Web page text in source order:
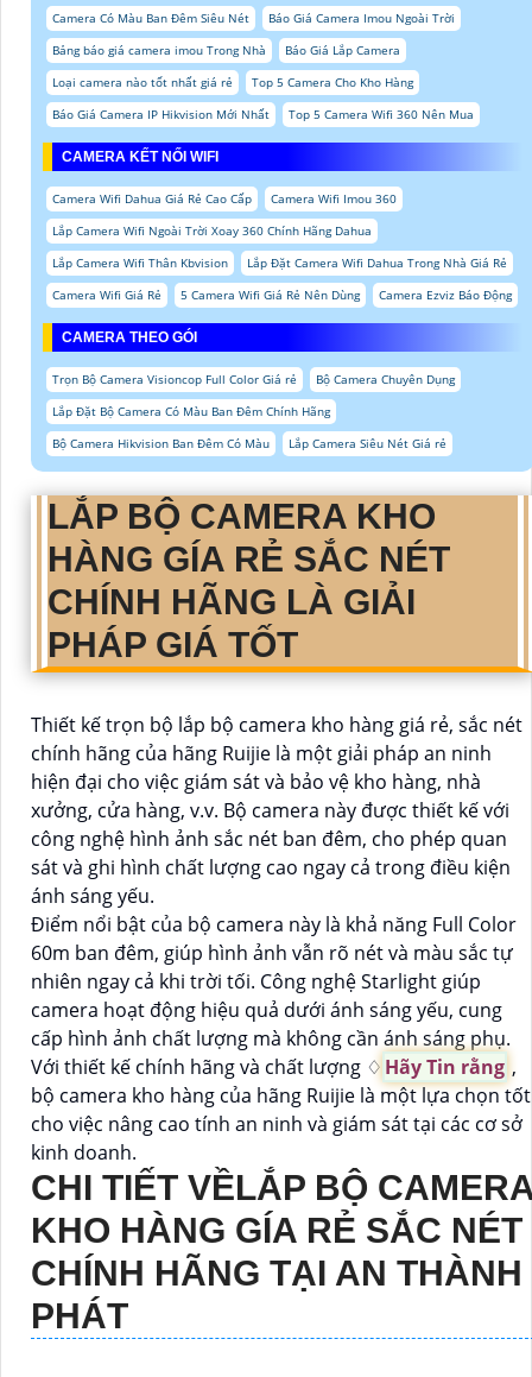
Camera Có Màu Ban Đêm Siêu Nét
Báo Giá Camera Imou Ngoài Trời
Bảng báo giá camera imou Trong Nhà
Báo Giá Lắp Camera
Loại camera nào tốt nhất giá rẻ
Top 5 Camera Cho Kho Hàng
Báo Giá Camera IP Hikvision Mới Nhất
Top 5 Camera Wifi 360 Nên Mua
CAMERA KẾT NỐI WIFI
Camera Wifi Dahua Giá Rẻ Cao Cấp
Camera Wifi Imou 360
Lắp Camera Wifi Ngoài Trời Xoay 360 Chính Hãng Dahua
Lắp Camera Wifi Thân Kbvision
Lắp Đặt Camera Wifi Dahua Trong Nhà Giá Rẻ
Camera Wifi Giá Rẻ
5 Camera Wifi Giá Rẻ Nên Dùng Camera Ezviz Báo Động
CAMERA THEO GÓI
Trọn Bộ Camera Visioncop Full Color Giá rẻ
Bộ Camera Chuyên Dụng
Lắp Đặt Bộ Camera Có Màu Ban Đêm Chính Hãng
Bộ Camera Hikvision Ban Đêm Có Màu
Lắp Camera Siêu Nét Giá rẻ
LẮP BỘ CAMERA KHO
HÀNG GÍA RẺ SẮC NÉT
CHÍNH HÃNG LÀ GIẢI
PHÁP GIÁ TỐT
Thiết kế trọn bộ lắp bộ camera kho hàng giá rẻ, sắc nét
chính hãng của hãng Ruijie là một giải pháp an ninh
hiện đại cho việc giám sát và bảo vệ kho hàng, nhà
xưởng, cửa hàng, v.v. Bộ camera này được thiết kế với
công nghệ hình ảnh sắc nét ban đêm, cho phép quan
sát và ghi hình chất lượng cao ngay cả trong điều kiện
ánh sáng yếu.
Điểm nổi bật của bộ camera này là khả năng Full Color
60m ban đêm, giúp hình ảnh vẫn rõ nét và màu sắc tự
nhiên ngay cả khi trời tối. Công nghệ Starlight giúp
camera hoạt động hiệu quả dưới ánh sáng yếu, cung
cấp hình ảnh chất lượng mà không cần ánh sáng phụ.
Với thiết kế chính hãng và chất lượng ♢ Hãy Tin rằng ,
bộ camera kho hàng của hãng Ruijie là một lựa chọn tốt
cho việc nâng cao tính an ninh và giám sát tại các cơ sở
kinh doanh.
CHI TIẾT VỀLẮP BỘ
KHO HÀNG GÍA RẺ SẮC NÉT
CHÍNH HÃNG TẠI AN THÀNH
PHÁT